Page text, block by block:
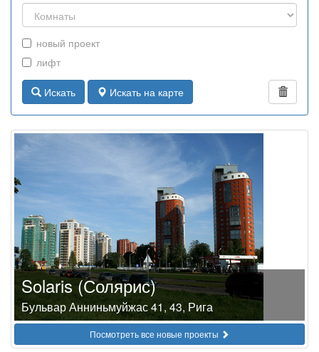
новый проект
лифт
Искать Искать на карте
Solaris (Солярис)
Бульвар Анниньмуйжас 41, 43, Рига
Посмотреть все новые проекты